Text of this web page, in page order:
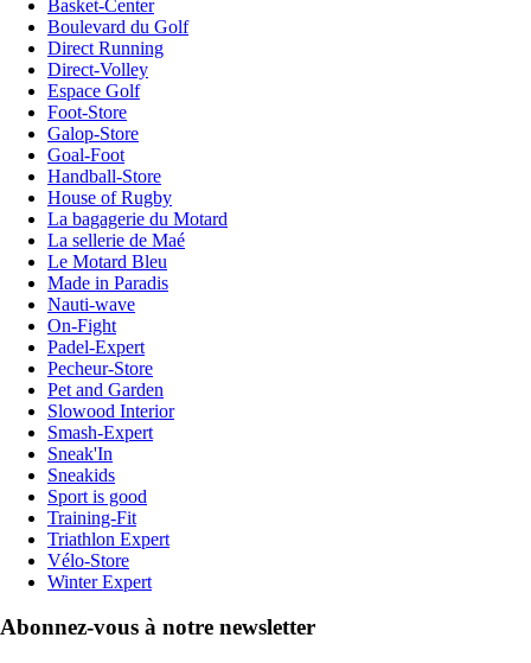
Basket-Center
Boulevard du Golf
Direct Running
Direct-Volley
Espace Golf
Foot-Store
Galop-Store
Goal-Foot
Handball-Store
House of Rugby
La bagagerie du Motard
La sellerie de Maé
Le Motard Bleu
Made in Paradis
Nauti-wave
On-Fight
Padel-Expert
Pecheur-Store
Pet and Garden
Slowood Interior
Smash-Expert
Sneak'In
Sneakids
Sport is good
Training-Fit
Triathlon Expert
Vélo-Store
Winter Expert
Abonnez-vous à notre newsletter